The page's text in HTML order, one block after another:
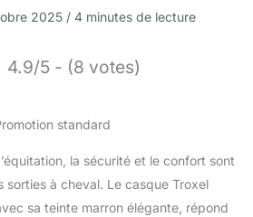
2025 / 4 minutes de lecture
4.9/5 - (8 votes)
la sécurité et le confort sont
sorties à cheval. Le casque Troxel
sa teinte marron élégante, répond